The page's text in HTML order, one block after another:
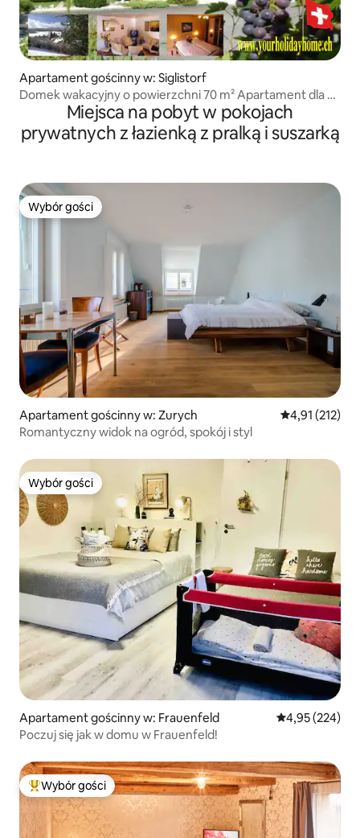
Apartament gościnny w: Siglistorf
Domek wakacyjny o powierzchni 70 m² Apartament dla 5
Miejsca na pobyt w pokojach
prywatnych z łazienką z pralką i suszarką
Wybór gości
Wybór gości
Apartament gościnny w: Zurych Średnia
4,91 (212)
Romantyczny widok na ogród, spokój i styl
Wybór gości
Wybór gości
Apartament gościnny w: Frauenfeld Średnia
4,95 (224)
Poczuj się jak w domu w Frauenfeld!
Najpopularniejsze z kategorii Wybór gości
Wybór gości